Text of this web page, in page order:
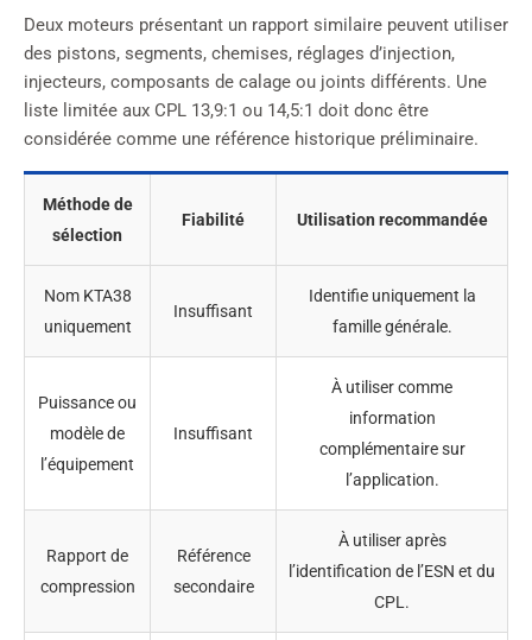
Deux moteurs présentant un rapport similaire peuvent utiliser
des pistons, segments, chemises, réglages d’injection,
injecteurs, composants de calage ou joints différents. Une
liste limitée aux CPL 13,9:1 ou 14,5:1 doit donc être
considérée comme une référence historique préliminaire.
Méthode de
sélection
Fiabilité Utilisation recommandée
Nom KTA38
uniquement
Insuffisant
Identifie uniquement la
famille générale.
Puissance ou
modèle de
l’équipement
Insuffisant
À utiliser comme
information
complémentaire sur
l’application.
Rapport de
compression
Référence
secondaire
À utiliser après
l’identification de l’ESN et du
CPL.